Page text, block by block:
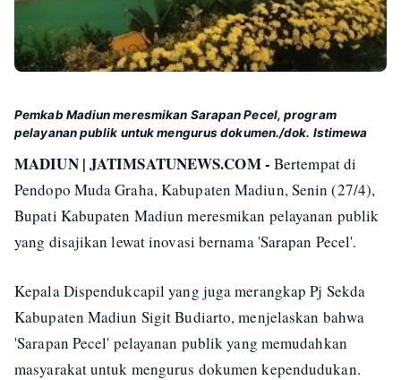
Pemkab Madiun meresmikan Sarapan Pecel, program
pelayanan publik untuk mengurus dokumen./dok. Istimewa
MADIUN | JATIMSATUNEWS.COM - Bertempat di
Pendopo Muda Graha, Kabupaten Madiun, Senin (27/4),
Bupati Kabupaten Madiun meresmikan pelayanan publik
yang disajikan lewat inovasi bernama 'Sarapan Pecel'.
Kepala Dispendukcapil yang juga merangkap Pj Sekda
Kabupaten Madiun Sigit Budiarto, menjelaskan bahwa
'Sarapan Pecel' pelayanan publik yang memudahkan
masyarakat untuk mengurus dokumen kependudukan.